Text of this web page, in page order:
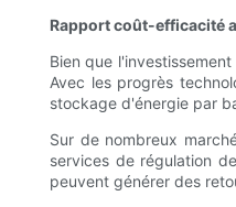
Rapport coût-efficacité
Bien que
Avec les progrès
stockage d'énergie par
Sur de nombreux
services de régulation
peuvent générer des